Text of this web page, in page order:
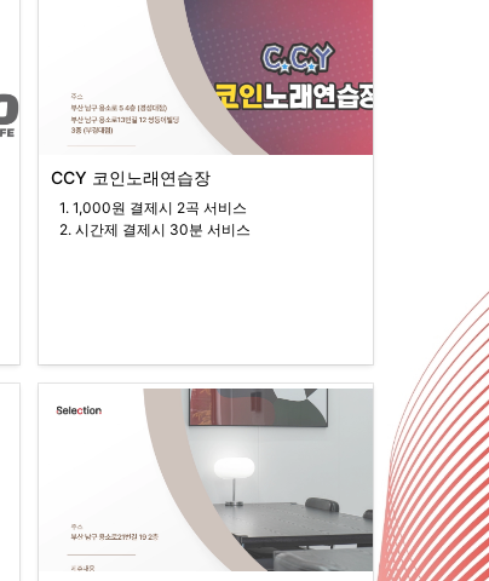
CCY 코인노래연습장
  2. 시간제 결제시 30분 서비스